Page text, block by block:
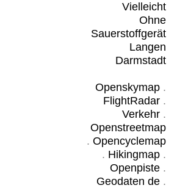
Vielleicht
Ohne
Sauerstoffgerät
Langen
Darmstadt
Openskymap.
FlightRadar.
Verkehr.
Openstreetmap
. Opencyclemap
. Hikingmap.
Openpiste.
Geodaten de.